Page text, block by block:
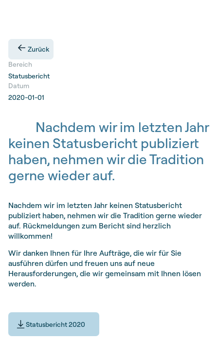
Zurück
Bereich
Statusbericht
Datum
2020-01-01
Nachdem wir im letzten Jahr
keinen Statusbericht publiziert
haben, nehmen wir die Tradition
gerne wieder auf.
Nachdem wir im letzten Jahr keinen Statusbericht
publiziert haben, nehmen wir die Tradition gerne wieder
auf. Rückmeldungen zum Bericht sind herzlich
willkommen!
Wir danken Ihnen für Ihre Aufträge, die wir für Sie
ausführen dürfen und freuen uns auf neue
Herausforderungen, die wir gemeinsam mit Ihnen lösen
werden.
Statusbericht 2020